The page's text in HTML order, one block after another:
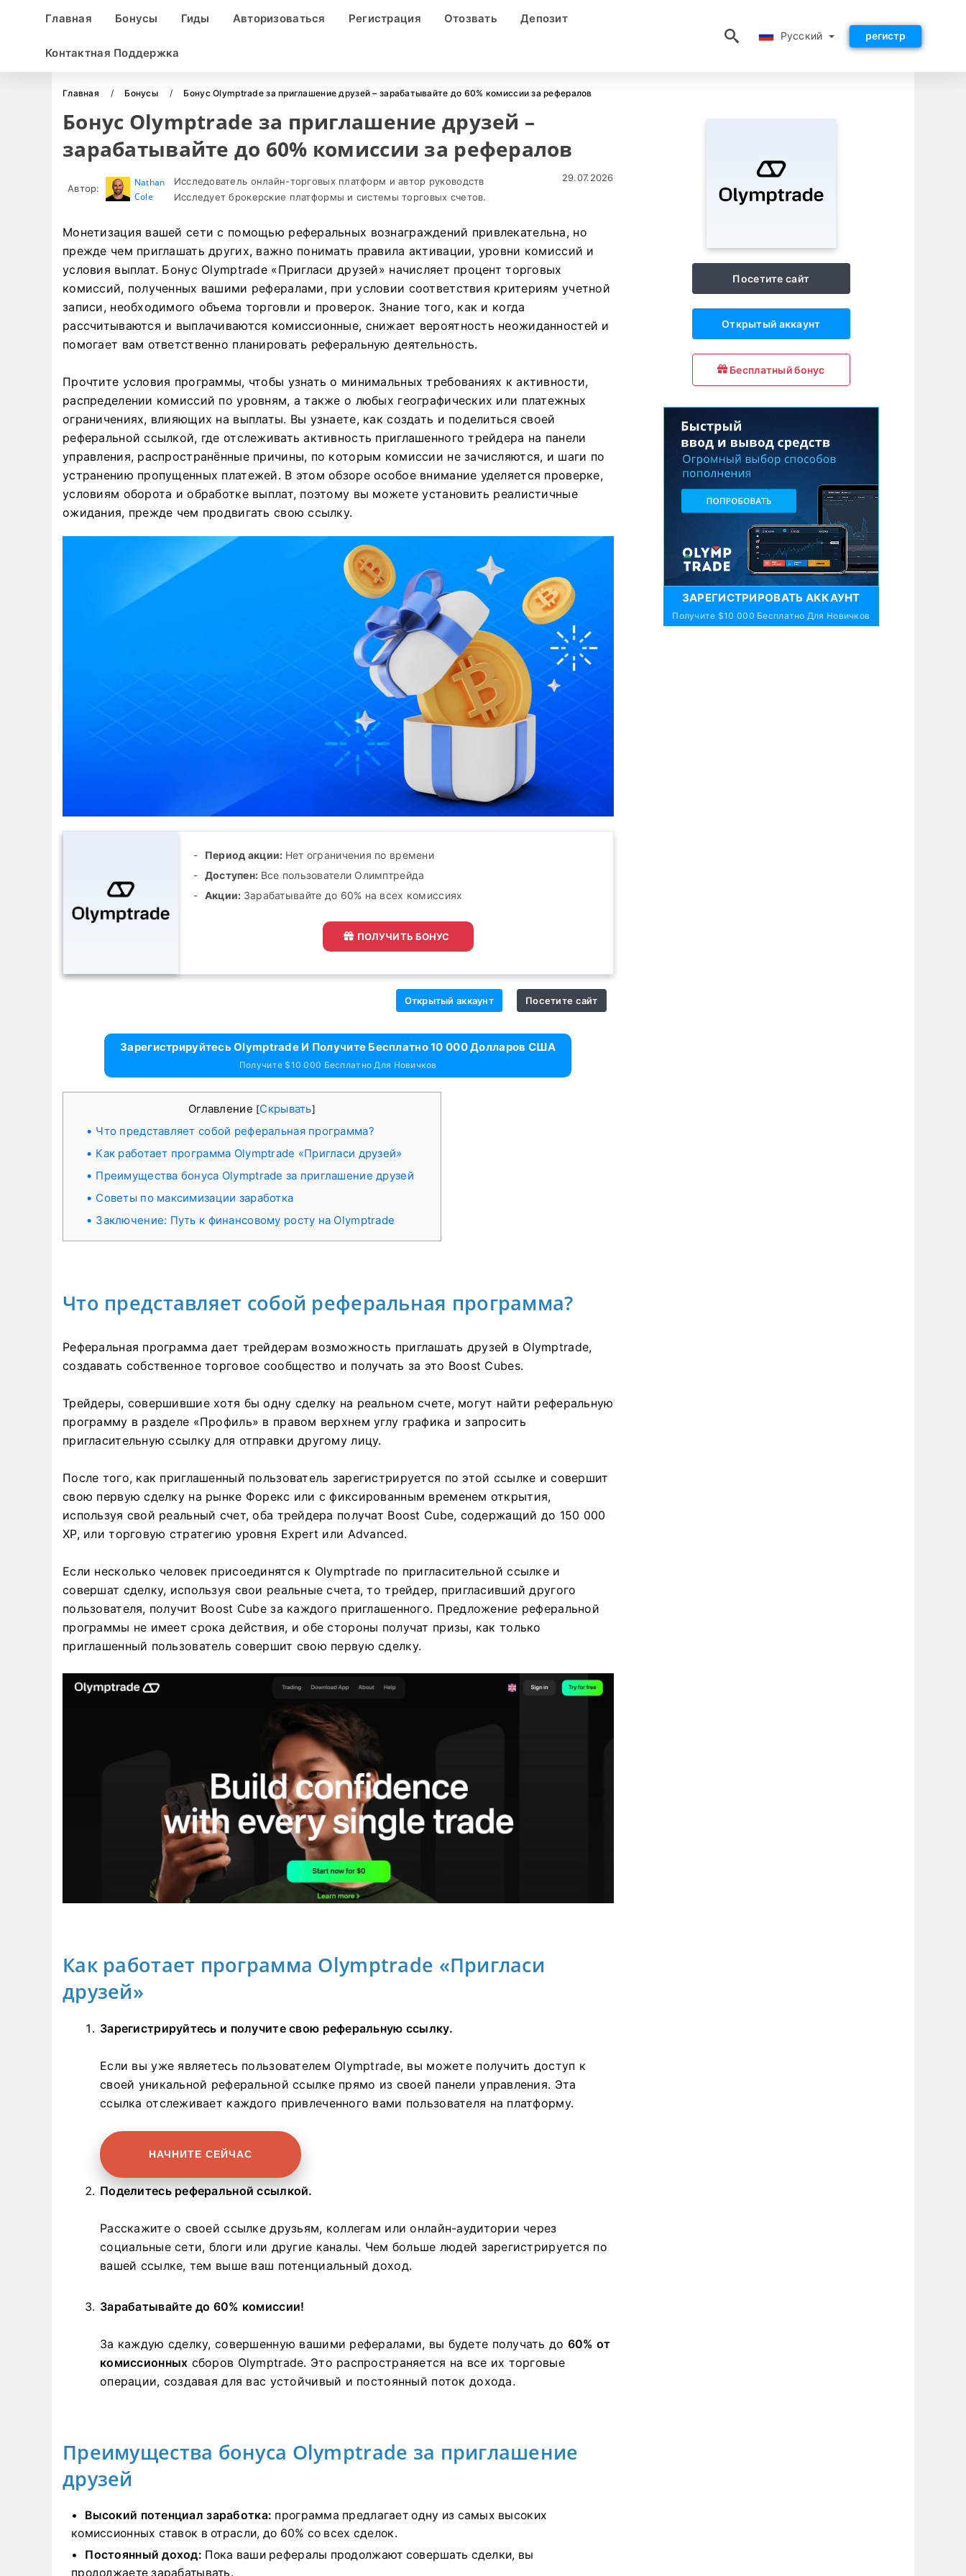
Главная Бонусы Гиды Авторизоваться Регистрация Отозвать Депозит
Контактная Поддержка
Русский регистр
Главная Бонусы Бонус Olymptrade за приглашение друзей – зарабатывайте до 60% комиссии за рефералов
Бонус Olymptrade за приглашение друзей –
зарабатывайте до 60% комиссии за рефералов
Автор:
Nathan
Cole
Исследователь онлайн-торговых платформ и автор руководств
Исследует брокерские платформы и системы торговых счетов.
29.07.2026
Монетизация вашей сети с помощью реферальных вознаграждений привлекательна, но
прежде чем приглашать других, важно понимать правила активации, уровни комиссий и
условия выплат. Бонус Olymptrade «Пригласи друзей» начисляет процент торговых
комиссий, полученных вашими рефералами, при условии соответствия критериям учетной
записи, необходимого объема торговли и проверок. Знание того, как и когда
рассчитываются и выплачиваются комиссионные, снижает вероятность неожиданностей и
помогает вам ответственно планировать реферальную деятельность.
Прочтите условия программы, чтобы узнать о минимальных требованиях к активности,
распределении комиссий по уровням, а также о любых географических или платежных
ограничениях, влияющих на выплаты. Вы узнаете, как создать и поделиться своей
реферальной ссылкой, где отслеживать активность приглашенного трейдера на панели
управления, распространённые причины, по которым комиссии не зачисляются, и шаги по
устранению пропущенных платежей. В этом обзоре особое внимание уделяется проверке,
условиям оборота и обработке выплат, поэтому вы можете установить реалистичные
ожидания, прежде чем продвигать свою ссылку.
Период акции: Нет ограничения по времени
Доступен: Все пользователи Олимптрейда
Акции: Зарабатывайте до 60% на всех комиссиях
ПОЛУЧИТЬ БОНУС
Открытый аккаунт Посетите сайт
Зарегистрируйтесь Olymptrade И Получите Бесплатно 10 000 Долларов США
Получите $10 000 Бесплатно Для Новичков
Оглавление [Скрывать]
Что представляет собой реферальная программа?
Как работает программа Olymptrade «Пригласи друзей»
Преимущества бонуса Olymptrade за приглашение друзей
Советы по максимизации заработка
Заключение: Путь к финансовому росту на Olymptrade
Что представляет собой реферальная программа?
Реферальная программа дает трейдерам возможность приглашать друзей в Olymptrade,
создавать собственное торговое сообщество и получать за это Boost Cubes.
Трейдеры, совершившие хотя бы одну сделку на реальном счете, могут найти реферальную
программу в разделе «Профиль» в правом верхнем углу графика и запросить
пригласительную ссылку для отправки другому лицу.
После того, как приглашенный пользователь зарегистрируется по этой ссылке и совершит
свою первую сделку на рынке Форекс или с фиксированным временем открытия,
используя свой реальный счет, оба трейдера получат Boost Cube, содержащий до 150 000
XP, или торговую стратегию уровня Expert или Advanced.
Если несколько человек присоединятся к Olymptrade по пригласительной ссылке и
совершат сделку, используя свои реальные счета, то трейдер, пригласивший другого
пользователя, получит Boost Cube за каждого приглашенного. Предложение реферальной
программы не имеет срока действия, и обе стороны получат призы, как только
приглашенный пользователь совершит свою первую сделку.
Как работает программа Olymptrade «Пригласи
друзей»
Зарегистрируйтесь и получите свою реферальную ссылку.
Если вы уже являетесь пользователем Olymptrade, вы можете получить доступ к
своей уникальной реферальной ссылке прямо из своей панели управления. Эта
ссылка отслеживает каждого привлеченного вами пользователя на платформу.
НАЧНИТЕ СЕЙЧАС
Поделитесь реферальной ссылкой.
Расскажите о своей ссылке друзьям, коллегам или онлайн-аудитории через
социальные сети, блоги или другие каналы. Чем больше людей зарегистрируется по
вашей ссылке, тем выше ваш потенциальный доход.
Зарабатывайте до 60% комиссии!
За каждую сделку, совершенную вашими рефералами, вы будете получать до 60% от
комиссионных сборов Olymptrade. Это распространяется на все их торговые
операции, создавая для вас устойчивый и постоянный поток дохода.
Преимущества бонуса Olymptrade за приглашение
друзей
Высокий потенциал заработка: программа предлагает одну из самых высоких
комиссионных ставок в отрасли, до 60% со всех сделок.
Постоянный доход: Пока ваши рефералы продолжают совершать сделки, вы
продолжаете зарабатывать.
Посетите сайт
Открытый аккаунт
Бесплатный бонус
ЗАРЕГИСТРИРОВАТЬ АККАУНТ
Получите $10 000 Бесплатно Для Новичков